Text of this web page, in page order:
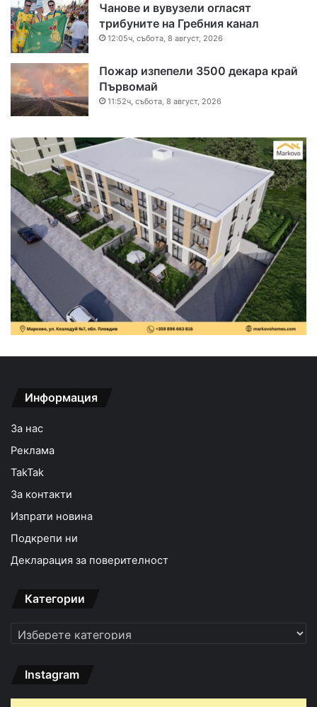
Чанове и вувузели огласят
трибуните на Гребния канал
12:05ч, събота, 8 август, 2026
Пожар изпепели 3500 декара край
Първомай
11:52ч, събота, 8 август, 2026
Информация
За нас
Реклама
TakTak
За контакти
Изпрати новина
Подкрепи ни
Декларация за поверителност
Категории
Категории
Instagram